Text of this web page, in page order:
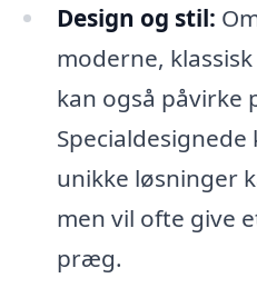
Design og stil:
moderne,
kan også påvirke
unikke løsninger
men vil ofte give
præg.